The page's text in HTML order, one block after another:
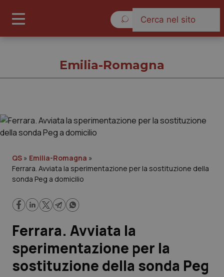
Governo e Parlamento
Regioni e Asl
Lavoro e Professioni
Scienza e Farmaci
Studi e Analisi
Emilia-Romagna
QS » Emilia-Romagna »
Ferrara. Avviata la sperimentazione per la sostituzione della
sonda Peg a domicilio
Ferrara. Avviata la
sperimentazione per la
sostituzione della sonda Peg